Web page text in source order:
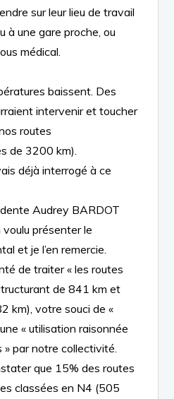
sur leur lieu de travail
à une gare proche, ou
médical.
baissent. Des
intervenir et toucher
routes
de 3200 km).
déjà interrogé à ce
Audrey BARDOT
voulu présenter le
et je l’en remercie.
de traiter « les routes
de 841 km et
km), votre souci de «
« utilisation raisonnée
» par notre collectivité.
que 15% des routes
classées en N4 (505